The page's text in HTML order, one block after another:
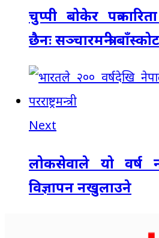
चुप्पी बोकेर
छैनः सञ्चारमन्त्री
Next
लोकसेवाले यो वर्ष
विज्ञापन नखुलाउने